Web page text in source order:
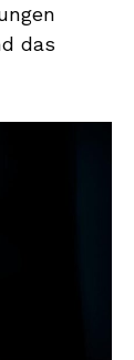
das